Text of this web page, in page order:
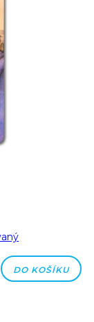
DO KOŠÍKU